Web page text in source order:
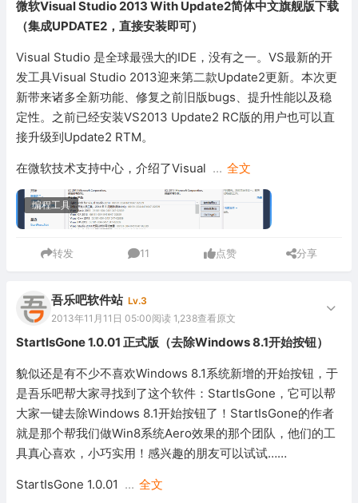
微软Visual Studio 2013 With Update2简体中文旗舰版下载
（集成UPDATE2，直接安装即可）
Visual Studio 是全球最强大的IDE，没有之一。VS最新的开
发工具Visual Studio 2013迎来第二款Update2更新。本次更
新带来诸多全新功能、修复之前旧版bugs、提升性能以及稳
定性。之前已经安装VS2013 Update2 RC版的用户也可以直
接升级到Update2 RTM。
在微软技术支持中心，介绍了Visual ... 全文
编程工具
转发 11 点赞 分享
吾乐吧软件站 Lv.3
2013年11月11日 05:00阅读 1,238查看原文
StartIsGone 1.0.01 正式版（去除Windows 8.1开始按钮）
貌似还是有不少不喜欢Windows 8.1系统新增的开始按钮，于
是吾乐吧帮大家寻找到了这个软件：StartIsGone，它可以帮
大家一键去除Windows 8.1开始按钮了！StartIsGone的作者
就是那个帮我们做Win8系统Aero效果的那个团队，他们的工
具真心喜欢，小巧实用！感兴趣的朋友可以试试……
StartIsGone 1.0.01 ... 全文